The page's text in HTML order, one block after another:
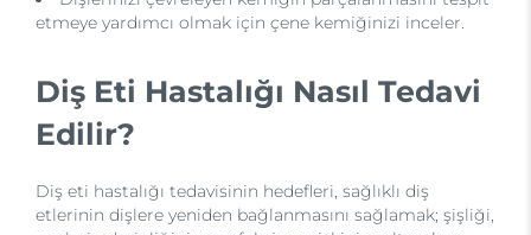
etmeye yardımcı olmak için çene kemiğinizi inceler.
Diş Eti Hastalığı Nasıl Tedavi
Edilir?
Diş eti hastalığı tedavisinin hedefleri, sağlıklı diş
etlerinin dişlere yeniden bağlanmasını sağlamak; şişliği,